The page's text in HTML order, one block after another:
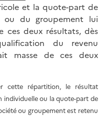
et la quote-part de
ou du groupement lui
ces deux résultats, dès
du revenu
masse de ces deux
cette répartition, le résultat
individuelle ou la quote-part de
ou groupement est retenu